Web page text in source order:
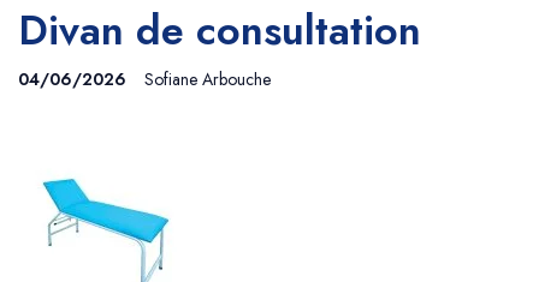
Divan de consultation
04/06/2026 Sofiane Arbouche